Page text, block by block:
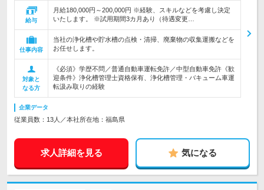
給与
月給180,000円～200,000円 ※経験、スキルなどを考慮し決定
いたします。 ※試用期間3カ月あり（待遇変更…
仕事内容
当社の浄化槽や貯水槽の点検・清掃、廃棄物の収集運搬などを
お任せします。
対象と
なる方
《必須》学歴不問／普通自動車運転免許／中型自動車免許《歓
迎条件》浄化槽管理士資格保有、浄化槽管理・バキューム車運
転汲み取りの経験
企業データ
従業員数：13人／本社所在地：福島県
求人詳細を見る 気になる